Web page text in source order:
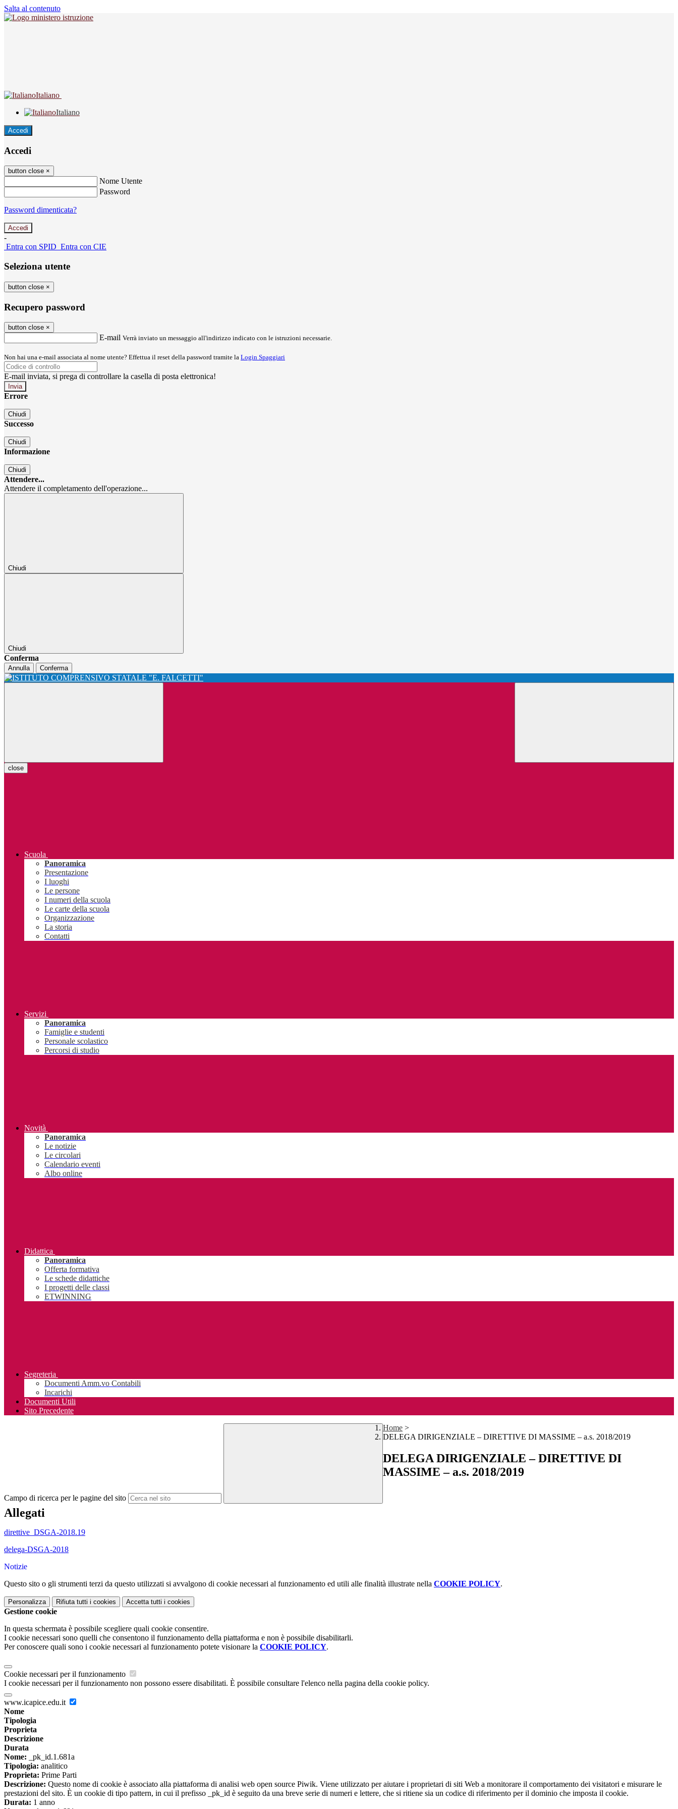
Salta al contenuto
Italiano
Italiano
Accedi
Accedi
button close ×
Nome Utente
Password
Password dimenticata?
-
Entra con SPID Entra con CIE
Seleziona utente
button close ×
Recupero password
button close ×
E-mail Verrà inviato un messaggio all'indirizzo indicato con le istruzioni necessarie.
Non hai una e-mail associata al nome utente? Effettua il reset della password tramite la Login Spaggiari
E-mail inviata, si prega di controllare la casella di posta elettronica!
Errore
Chiudi
Successo
Chiudi
Informazione
Chiudi
Attendere...
Attendere il completamento dell'operazione...
Chiudi
Chiudi
Conferma
Annulla Conferma
close
Scuola
Panoramica
Presentazione
I luoghi
Le persone
I numeri della scuola
Le carte della scuola
Organizzazione
La storia
Contatti
Servizi
Panoramica
Famiglie e studenti
Personale scolastico
Percorsi di studio
Novità
Panoramica
Le notizie
Le circolari
Calendario eventi
Albo online
Didattica
Panoramica
Offerta formativa
Le schede didattiche
I progetti delle classi
ETWINNING
Segreteria
Documenti Amm.vo Contabili
Incarichi
Documenti Utili
Sito Precedente
Campo di ricerca per le pagine del sito
Home >
DELEGA DIRIGENZIALE – DIRETTIVE DI MASSIME – a.s. 2018/2019
DELEGA DIRIGENZIALE – DIRETTIVE DI
MASSIME – a.s. 2018/2019
Allegati
direttive_DSGA-2018.19
delega-DSGA-2018
Notizie
Questo sito o gli strumenti terzi da questo utilizzati si avvalgono di cookie necessari al funzionamento ed utili alle finalità illustrate nella COOKIE POLICY.
Personalizza Rifiuta tutti i cookies Accetta tutti i cookies
Gestione cookie
In questa schermata è possibile scegliere quali cookie consentire.
I cookie necessari sono quelli che consentono il funzionamento della piattaforma e non è possibile disabilitarli.
Per conoscere quali sono i cookie necessari al funzionamento potete visionare la COOKIE POLICY.
Cookie necessari per il funzionamento
I cookie necessari per il funzionamento non possono essere disabilitati. È possibile consultare l'elenco nella pagina della cookie policy.
www.icapice.edu.it
Nome
Tipologia
Proprieta
Descrizione
Durata
Nome: _pk_id.1.681a
Tipologia: analitico
Proprieta: Prime Parti
Descrizione: Questo nome di cookie è associato alla piattaforma di analisi web open source Piwik. Viene utilizzato per aiutare i proprietari di siti Web a monitorare il comportamento dei visitatori e misurare le
prestazioni del sito. È un cookie di tipo pattern, in cui il prefisso _pk_id è seguito da una breve serie di numeri e lettere, che si ritiene sia un codice di riferimento per il dominio che imposta il cookie.
Durata: 1 anno